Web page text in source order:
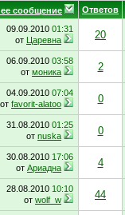
сообщение Ответов
09.09.2010 01:31
от Царевна 20
06.09.2010 03:58
от моника 2
04.09.2010 07:04
от favorit-alatoo 0
31.08.2010 01:25
от nuska 0
30.08.2010 17:06
от Ариадна 4
28.08.2010 10:10
от wolf_w 44